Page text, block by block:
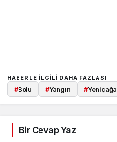
HABERLE ILGILI DAHA FAZLASI
#Bolu #Yangın #Yeniçağa
Bir Cevap Yaz